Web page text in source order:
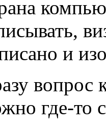
и
вопрос
где-то